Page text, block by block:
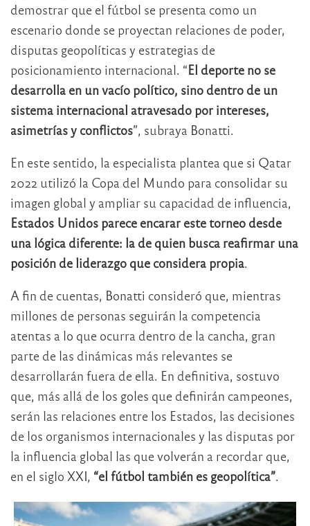
demostrar que el fútbol se presenta como un
escenario donde se proyectan relaciones de poder,
disputas geopolíticas y estrategias de
posicionamiento internacional. “El deporte no se
desarrolla en un vacío político, sino dentro de un
sistema internacional atravesado por intereses,
asimetrías y conflictos”, subraya Bonatti.
En este sentido, la especialista plantea que si Qatar
2022 utilizó la Copa del Mundo para consolidar su
imagen global y ampliar su capacidad de influencia,
Estados Unidos parece encarar este torneo desde
una lógica diferente: la de quien busca reafirmar una
posición de liderazgo que considera propia.
A fin de cuentas, Bonatti consideró que, mientras
millones de personas seguirán la competencia
atentas a lo que ocurra dentro de la cancha, gran
parte de las dinámicas más relevantes se
desarrollarán fuera de ella. En definitiva, sostuvo
que, más allá de los goles que definirán campeones,
serán las relaciones entre los Estados, las decisiones
de los organismos internacionales y las disputas por
la influencia global las que volverán a recordar que,
en el siglo XXI, “el fútbol también es geopolítica”.